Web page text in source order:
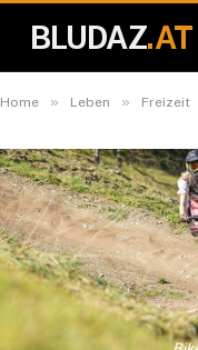
BLUDAZ.AT
Home » Leben » Freizeit